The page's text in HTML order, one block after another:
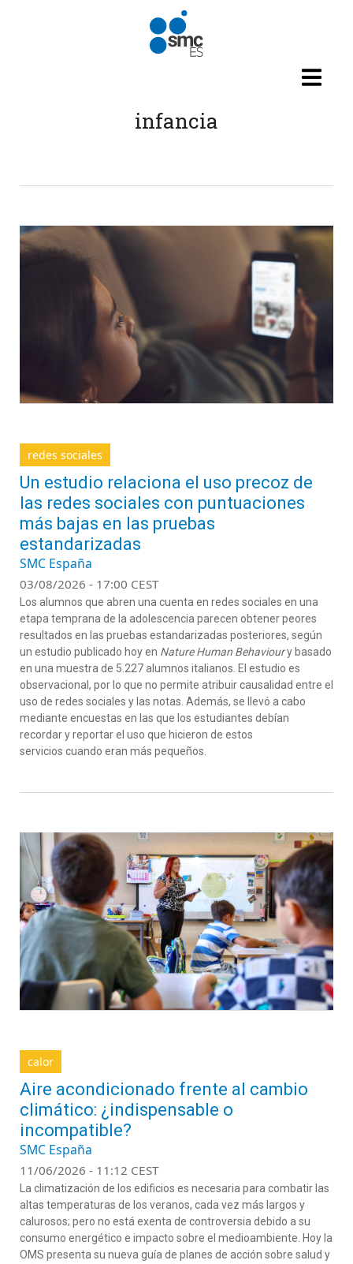
Pasar al contenido principal
infancia
redes sociales
Un estudio relaciona el uso precoz de
las redes sociales con puntuaciones
más bajas en las pruebas
estandarizadas
SMC España
03/08/2026 - 17:00 CEST
Los alumnos que abren una cuenta en redes sociales en una
etapa temprana de la adolescencia parecen obtener peores
resultados en las pruebas estandarizadas posteriores, según
un estudio publicado hoy en Nature Human Behavioury basado
en una muestra de 5.227 alumnos italianos. El estudio es
observacional, por lo que no permite atribuir causalidad entre el
uso de redes sociales y las notas. Además, se llevó a cabo
mediante encuestas en las que los estudiantes debían
recordar y reportar el uso que hicieron de estos
servicios cuando eran más pequeños.
calor
Aire acondicionado frente al cambio
climático: ¿indispensable o
incompatible?
SMC España
11/06/2026 - 11:12 CEST
a climatización de los edificios es necesaria para combatir las
altas temperaturas de los veranos, cada vez más largos y
calurosos; pero no está exenta de controversia debido a su
consumo energético e impacto sobre el medioambiente. Hoy la
OMS presenta su nueva guía de planes de acción sobre salud y